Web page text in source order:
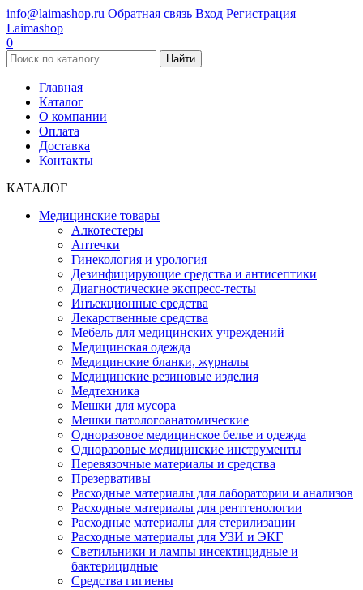
info@laimashop.ru Обратная связь Вход Регистрация
Laimashop
0
Найти
Главная
Каталог
О компании
Оплата
Доставка
Контакты
КАТАЛОГ
Медицинские товары
Алкотестеры
Аптечки
Гинекология и урология
Дезинфицирующие средства и антисептики
Диагностические экспресс-тесты
Инъекционные средства
Лекарственные средства
Мебель для медицинских учреждений
Медицинская одежда
Медицинские бланки, журналы
Медицинские резиновые изделия
Медтехника
Мешки для мусора
Мешки патологоанатомические
Одноразовое медицинское белье и одежда
Одноразовые медицинские инструменты
Перевязочные материалы и средства
Презервативы
Расходные материалы для лаборатории и анализов
Расходные материалы для рентгенологии
Расходные материалы для стерилизации
Расходные материалы для УЗИ и ЭКГ
Светильники и лампы инсектицидные и
бактерицидные
Средства гигиены